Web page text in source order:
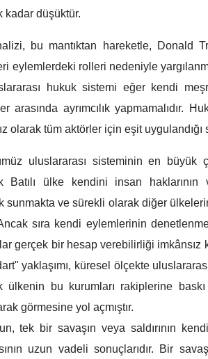
kadar düşüktür.
bu mantıktan hareketle, Donald
eylemlerdeki rolleri nedeniyle
hukuk sistemi eğer kendi
arasında ayrımcılık yapmamalıdır.
olarak tüm aktörler için eşit
uluslararası sisteminin en büyük
Batılı ülke kendini insan haklarının
sunmakta ve sürekli olarak diğer
sıra kendi eylemlerinin
gerçek bir hesap verebilirliği imkânsız
yaklaşımı, küresel ölçekte
ülkenin bu kurumları rakiplerine
görmesine yol açmıştır.
tek bir savaşın veya saldırının
uzun vadeli sonuçlarıdır. Bir